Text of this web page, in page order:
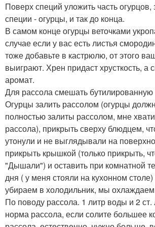
Поверх специй уложить часть огурцов,
специи - огурцы, и так до конца.
В самом конце огурцы веточками
случае если у вас есть листья
тоже добавьте в кастрюлю, от этого
выиграют. Хрен придаст хрусткость, а
аромат.
Для рассола смешать бутилированную
Огурцы залить рассолом (огурцы
полностью залиты рассолом, мне
рассола), прикрыть сверху блюдцем,
утонули и не выглядывали на
прикрыть крышкой (только прикрыть,
"Дышали") и оставить при комнатной
дня ( у меня стояли на кухонном столе)
убираем в холодильник, мы охлаждаем
По поводу рассола. 1 литр воды и 2 ст.
норма рассола, если солите большее